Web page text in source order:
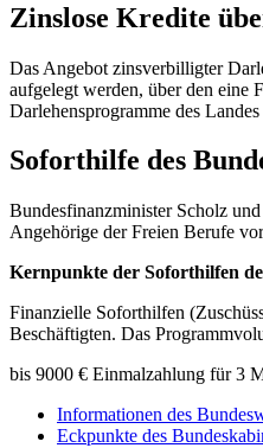
Zinslose Kredite
Das Angebot zinsverbilligter
aufgelegt werden, über den eine
Darlehensprogramme des
Soforthilfe des
Bundesfinanzminister Scholz
Angehörige der Freien Berufe
Kernpunkte der Soforthilfen
Finanzielle Soforthilfen
Beschäftigten. Das
bis 9000 € Einmalzahlung für 3
Informationen des
Eckpunkte des